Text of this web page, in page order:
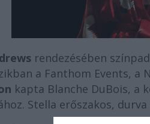
rendezésében
a Fanthom Events, a
kapta Blanche DuBois, a
Stella erőszakos,